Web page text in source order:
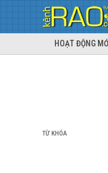
HOẠT ĐỘNG
TỪ KHÓA